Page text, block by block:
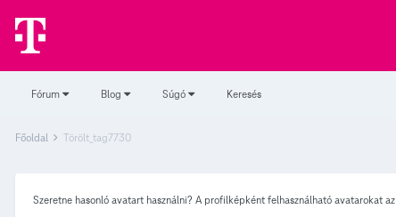
Fórum Blog Súgó Keresés
Főoldal Törölt_tag7730
Szeretne hasonló avatart használni? A profilképként felhasználható avatarokat az